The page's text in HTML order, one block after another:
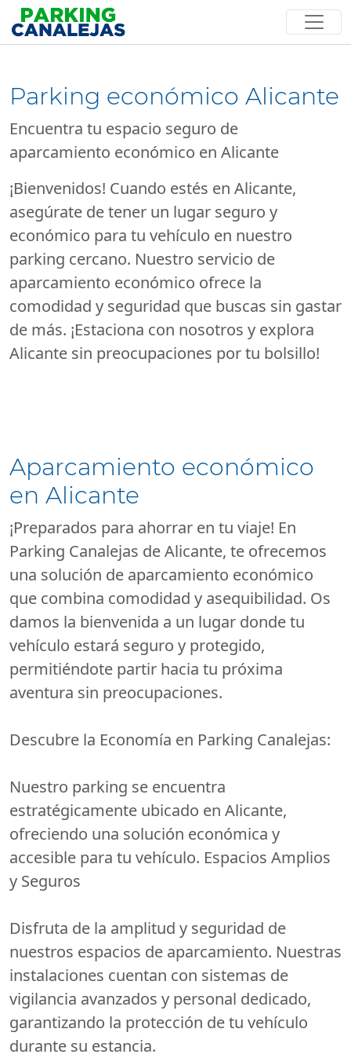
Parking económico Alicante
Encuentra tu espacio seguro de
aparcamiento económico en Alicante
¡Bienvenidos! Cuando estés en Alicante,
asegúrate de tener un lugar seguro y
económico para tu vehículo en nuestro
parking cercano. Nuestro servicio de
aparcamiento económico ofrece la
comodidad y seguridad que buscas sin gastar
de más. ¡Estaciona con nosotros y explora
Alicante sin preocupaciones por tu bolsillo!
Aparcamiento económico
en Alicante
¡Preparados para ahorrar en tu viaje! En
Parking Canalejas de Alicante, te ofrecemos
una solución de aparcamiento económico
que combina comodidad y asequibilidad. Os
damos la bienvenida a un lugar donde tu
vehículo estará seguro y protegido,
permitiéndote partir hacia tu próxima
aventura sin preocupaciones.
Descubre la Economía en Parking Canalejas:
Nuestro parking se encuentra
estratégicamente ubicado en Alicante,
ofreciendo una solución económica y
accesible para tu vehículo. Espacios Amplios
y Seguros
Disfruta de la amplitud y seguridad de
nuestros espacios de aparcamiento. Nuestras
instalaciones cuentan con sistemas de
vigilancia avanzados y personal dedicado,
garantizando la protección de tu vehículo
durante su estancia.